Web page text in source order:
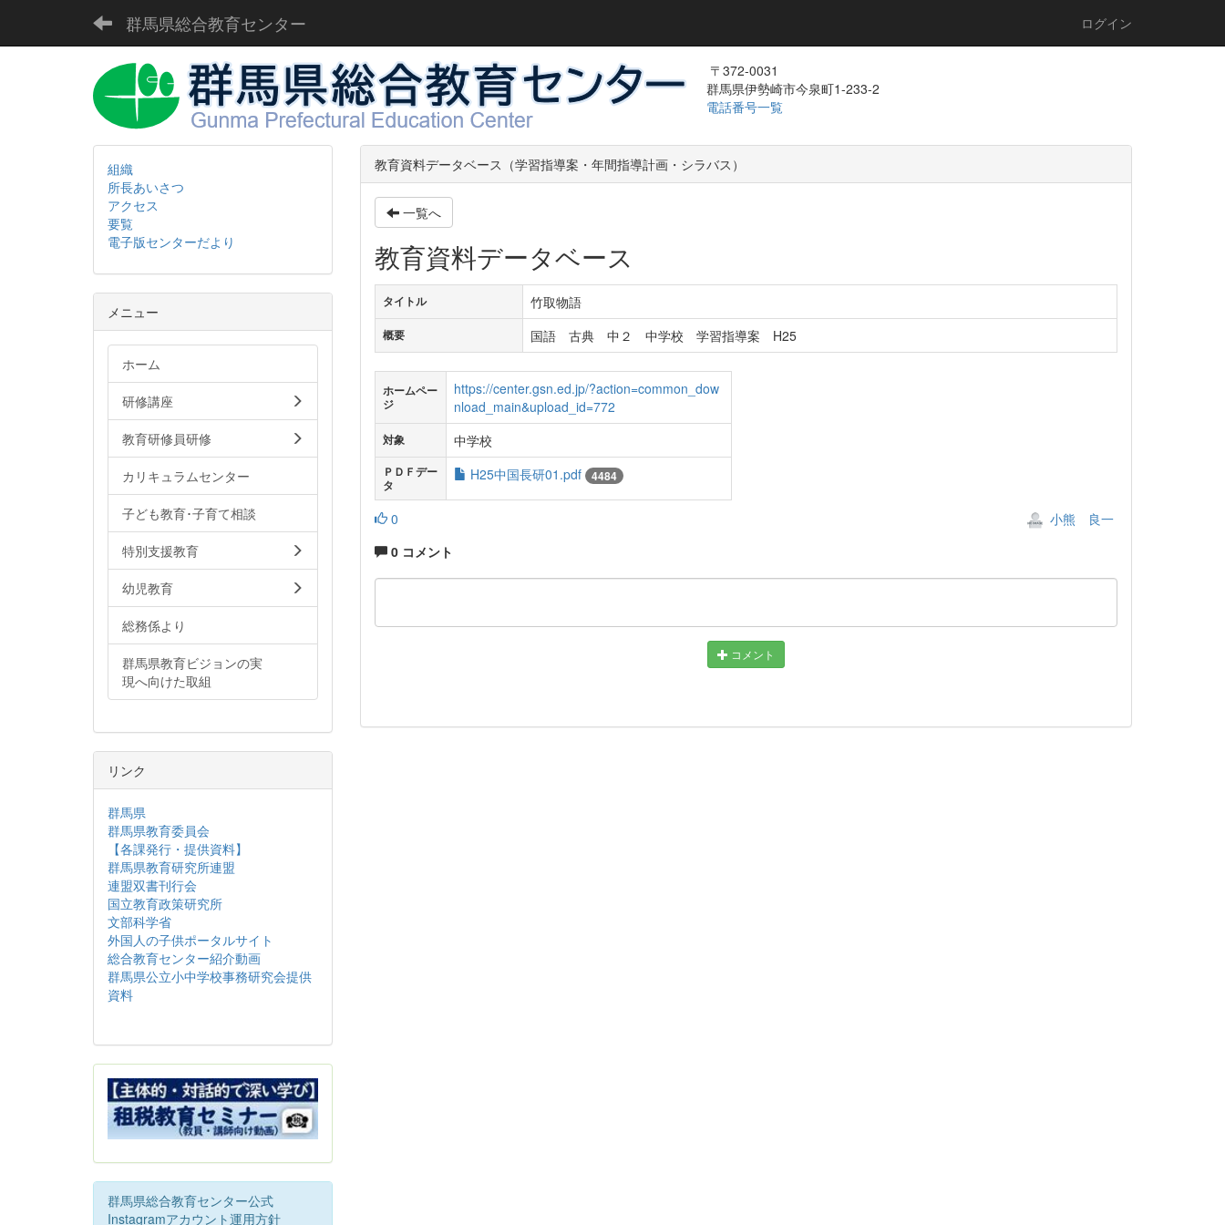
群馬県総合教育センター ログイン
〒372-0031
群馬県伊勢崎市今泉町1-233-2
電話番号一覧
教育資料データベース（学習指導案・年間指導計画・シラバス）
一覧へ
教育資料データベース
タイトル 竹取物語
概要 国語 古典 中２ 中学校 学習指導案 H25
ホームペー
ジ
https://center.gsn.ed.jp/?action=common_dow
nload_main&upload_id=772
対象 中学校
ＰＤＦデー
タ
H25中国長研01.pdf 4484
0
小熊 良一
0 コメント
コメント
組織
所長あいさつ
アクセス
要覧
電子版センターだより
メニュー
ホーム
研修講座
教育研修員研修
カリキュラムセンター
子ども教育･子育て相談
特別支援教育
幼児教育
総務係より
群馬県教育ビジョンの実
現へ向けた取組
リンク
群馬県
群馬県教育委員会
【各課発行・提供資料】
群馬県教育研究所連盟
連盟双書刊行会
国立教育政策研究所
文部科学省
外国人の子供ポータルサイト
総合教育センター紹介動画
群馬県公立小中学校事務研究会提供
資料
群馬県総合教育センター公式
Instagramアカウント運用方針